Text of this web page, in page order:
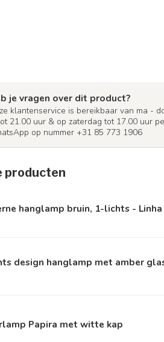
je vragen over dit product?
klantenservice is bereikbaar van ma -
21.00 uur & op zaterdag tot 17.00 uur
op nummer +31 85 773 1906
producten
hanglamp bruin, 1-lichts - Linha
design hanglamp met amber
Papira met witte kap